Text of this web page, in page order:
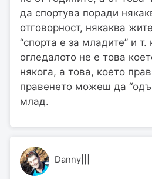
да спортува поради
отговорност, някаква
“спорта е за младите” и
огледалото не е това
някога, а това, което
правенето можеш да
млад.
Danny|||